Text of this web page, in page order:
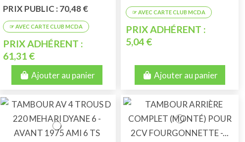
PRIX PUBLIC : 70,48 €
PRIX ADHÉRENT :
61,31 €
Ajouter au panier
PRIX ADHÉRENT :
5,04 €
Ajouter au panier